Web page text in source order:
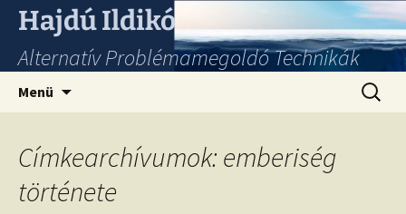
Hajdú Ildikó
Alternatív Problémamegoldó Technikák
Menü
Címkearchívumok: emberiség
története